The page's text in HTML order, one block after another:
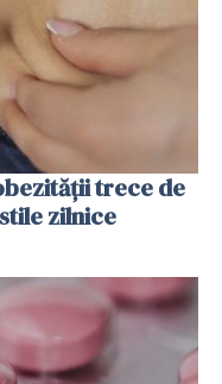
trece de
zilnice